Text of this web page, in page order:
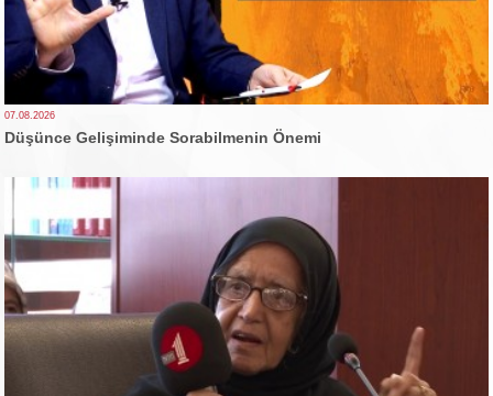
07.08.2026
Düşünce Gelişiminde Sorabilmenin Önemi